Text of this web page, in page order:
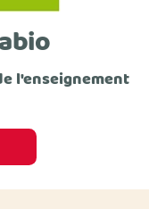
l'enseignement